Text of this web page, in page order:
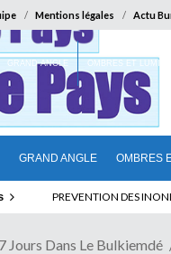
Mentions légales Actu
GRAND ANGLE OMBRES
GRAND ANGLE OMBRES ET
SEMAINE DE POKO : 7
7 Jours Dans Le Bulkiemdé